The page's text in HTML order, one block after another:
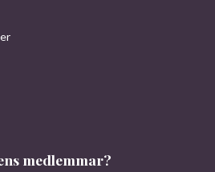
medlemmar?